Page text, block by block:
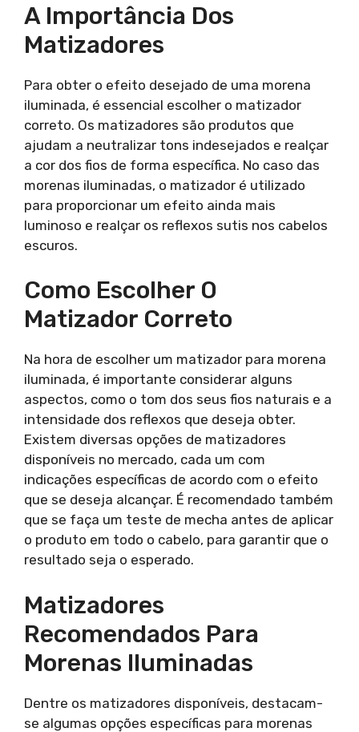
A Importância Dos
Matizadores
Para obter o efeito desejado de uma morena
iluminada, é essencial escolher o matizador
correto. Os matizadores são produtos que
ajudam a neutralizar tons indesejados e realçar
a cor dos fios de forma específica. No caso das
morenas iluminadas, o matizador é utilizado
para proporcionar um efeito ainda mais
luminoso e realçar os reflexos sutis nos cabelos
escuros.
Como Escolher O
Matizador Correto
Na hora de escolher um matizador para morena
iluminada, é importante considerar alguns
aspectos, como o tom dos seus fios naturais e a
intensidade dos reflexos que deseja obter.
Existem diversas opções de matizadores
disponíveis no mercado, cada um com
indicações específicas de acordo com o efeito
que se deseja alcançar. É recomendado também
que se faça um teste de mecha antes de aplicar
o produto em todo o cabelo, para garantir que o
resultado seja o esperado.
Matizadores
Recomendados Para
Morenas Iluminadas
Dentre os matizadores disponíveis, destacam-
se algumas opções específicas para morenas